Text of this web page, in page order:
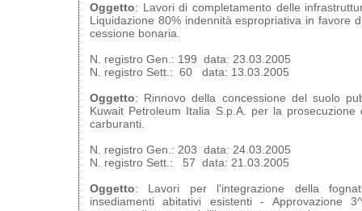
Oggetto: Lavori di completamento delle
Liquidazione 80% indennità espropriativa in favore
cessione bonaria.
N. registro Gen.: 199 data: 23.03.2005
N. registro Sett.: 60 data: 13.03.2005
Oggetto: Rinnovo della concessione del suolo
Kuwait Petroleum Italia S.p.A. per la
carburanti.
N. registro Gen.: 203 data: 24.03.2005
N. registro Sett.: 57 data: 21.03.2005
Oggetto: Lavori per l'integrazione della
insediamenti abitativi esistenti - Approvazione